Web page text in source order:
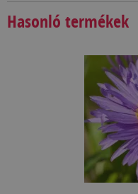
Hasonló termékek